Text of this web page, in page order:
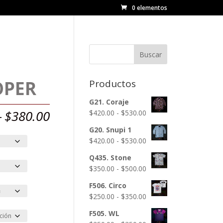
0 elementos
$380.00Rango
precios:
$230.00
$380.00
Buscar
Productos
G21. Coraje
$420.00 - $530.00 Rango
de
precios:
$420.00
hasta
$530.00
G20. Snupi 1
$420.00 - $530.00 Rango
de
precios:
$420.00
hasta
$530.00
Q435. Stone
$350.00 - $500.00 Rango
de
precios:
$350.00
F506. Circo
$250.00 - $350.00 Rango
de
precios:
F505. WL